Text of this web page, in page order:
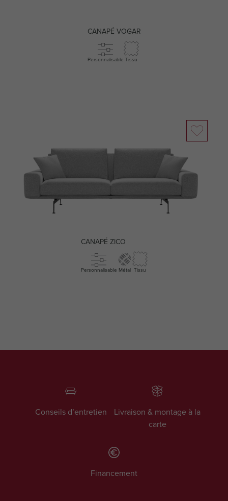
CANAPÉ VOGAR
Personnalisable Tissu
CANAPÉ ZICO
Personnalisable Métal Tissu
Conseils d’entretien
Livraison & montage à la
carte
Financement